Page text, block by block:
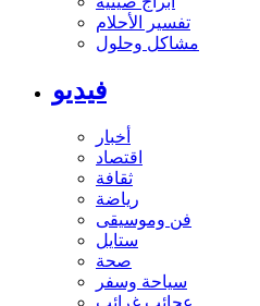
تفسير الأحلام
مشاكل وحلول
فيديو
أخبار
اقتصاد
ثقافة
رياضة
فن وموسيقى
ستايل
صحة
سياحة وسفر